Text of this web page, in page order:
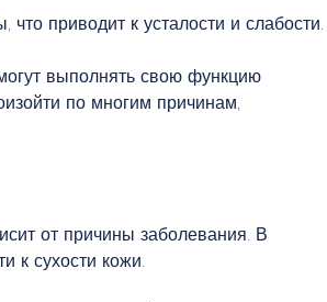
приводит к усталости и слабости.
выполнять свою функцию
по многим причинам,
от причины заболевания. В
к сухости кожи.